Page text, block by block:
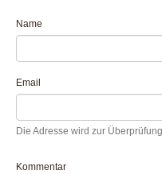
Name
Email
Die Adresse wird zur
Kommentar